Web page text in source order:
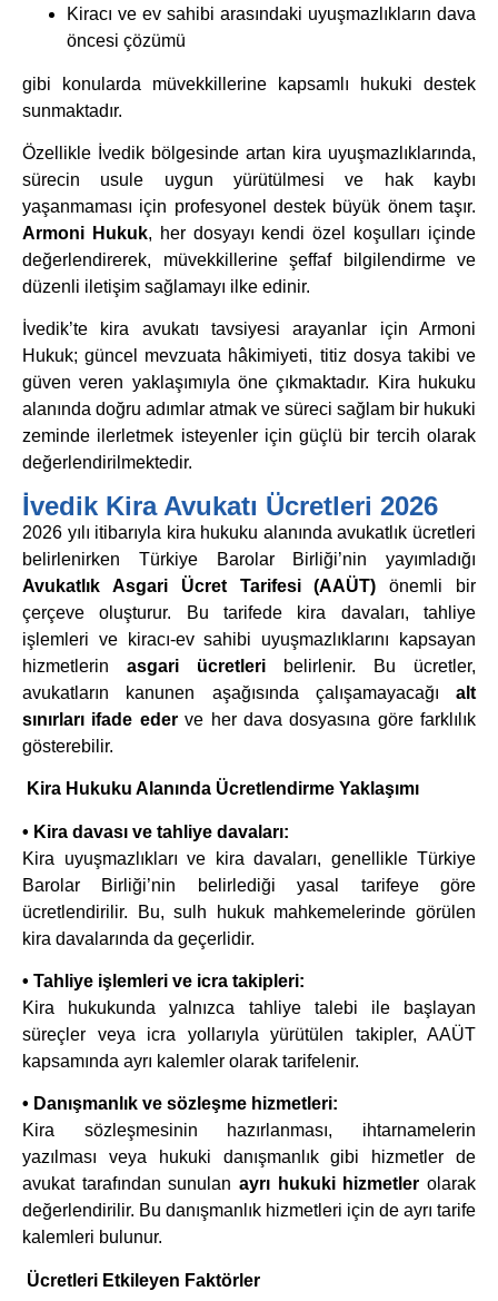
Kiracı ve ev sahibi arasındaki uyuşmazlıkların dava
öncesi çözümü
gibi konularda müvekkillerine kapsamlı hukuki destek
sunmaktadır.
Özellikle İvedik bölgesinde artan kira uyuşmazlıklarında,
sürecin usule uygun yürütülmesi ve hak kaybı
yaşanmaması için profesyonel destek büyük önem taşır.
Armoni Hukuk, her dosyayı kendi özel koşulları içinde
değerlendirerek, müvekkillerine şeffaf bilgilendirme ve
düzenli iletişim sağlamayı ilke edinir.
İvedik’te kira avukatı tavsiyesi arayanlar için Armoni
Hukuk; güncel mevzuata hâkimiyeti, titiz dosya takibi ve
güven veren yaklaşımıyla öne çıkmaktadır. Kira hukuku
alanında doğru adımlar atmak ve süreci sağlam bir hukuki
zeminde ilerletmek isteyenler için güçlü bir tercih olarak
değerlendirilmektedir.
İvedik Kira Avukatı Ücretleri 2026
2026 yılı itibarıyla kira hukuku alanında avukatlık ücretleri
belirlenirken Türkiye Barolar Birliği’nin yayımladığı
Avukatlık Asgari Ücret Tarifesi (AAÜT) önemli bir
çerçeve oluşturur. Bu tarifede kira davaları, tahliye
işlemleri ve kiracı-ev sahibi uyuşmazlıklarını kapsayan
hizmetlerin asgari ücretleri belirlenir. Bu ücretler,
avukatların kanunen aşağısında çalışamayacağı alt
sınırları ifade ederve her dava dosyasına göre farklılık
gösterebilir.
Kira Hukuku Alanında Ücretlendirme Yaklaşımı
• Kira davası ve tahliye davaları:
Kira uyuşmazlıkları ve kira davaları, genellikle Türkiye
Barolar Birliği’nin belirlediği yasal tarifeye göre
ücretlendirilir. Bu, sulh hukuk mahkemelerinde görülen
kira davalarında da geçerlidir.
• Tahliye işlemleri ve icra takipleri:
Kira hukukunda yalnızca tahliye talebi ile başlayan
süreçler veya icra yollarıyla yürütülen takipler, AAÜT
kapsamında ayrı kalemler olarak tarifelenir.
• Danışmanlık ve sözleşme hizmetleri:
Kira sözleşmesinin hazırlanması, ihtarnamelerin
yazılması veya hukuki danışmanlık gibi hizmetler de
avukat tarafından sunulan ayrı hukuki hizmetler olarak
değerlendirilir. Bu danışmanlık hizmetleri için de ayrı tarife
kalemleri bulunur.
Ücretleri Etkileyen Faktörler